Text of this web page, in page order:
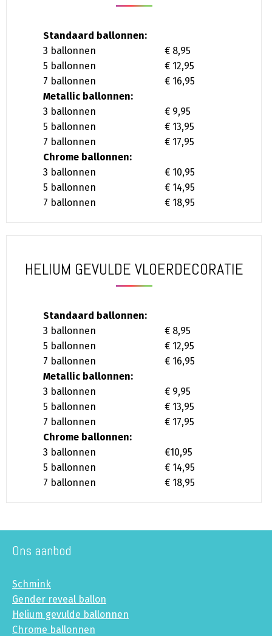
Standaard ballonnen:
3 ballonnen
€ 8,95
5 ballonnen
€ 12,95
7 ballonnen
€ 16,95
Metallic ballonnen:
3 ballonnen
€ 9,95
5 ballonnen
€ 13,95
7 ballonnen
€ 17,95
Chrome ballonnen:
3 ballonnen
€ 10,95
5 ballonnen
€ 14,95
7 ballonnen
€ 18,95
HELIUM GEVULDE VLOERDECORATIE
Standaard ballonnen:
3 ballonnen
€ 8,95
5 ballonnen
€ 12,95
7 ballonnen
€ 16,95
Metallic ballonnen:
3 ballonnen
€ 9,95
5 ballonnen
€ 13,95
7 ballonnen
€ 17,95
Chrome ballonnen:
3 ballonnen
€10,95
5 ballonnen
€ 14,95
7 ballonnen
€ 18,95
Ons aanbod
Schmink
Gender reveal ballon
Helium gevulde ballonnen
Chrome ballonnen